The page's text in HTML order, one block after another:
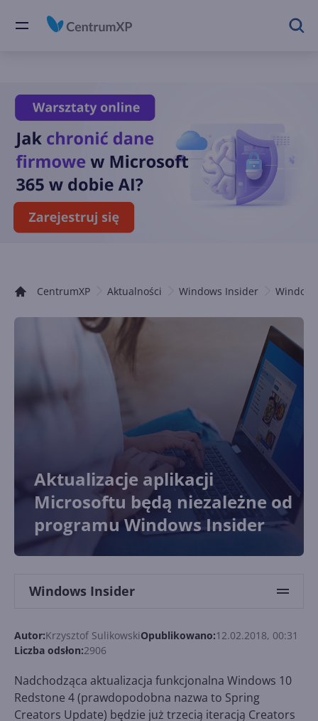
CentrumXP Aktualności Windows Insider
Aktualizacje aplikacji
Microsoftu będą niezależne od
programu Windows Insider
Windows Insider
Autor:Krzysztof SulikowskiOpublikowano:12.02.2018, 00:31
Liczba odsłon:2906
Nadchodząca aktualizacja funkcjonalna Windows 10
Redstone 4 (prawdopodobna nazwa to Spring
Creators Update) będzie już trzecią iteracją Creators